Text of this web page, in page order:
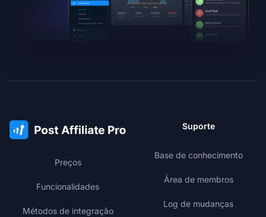
Preços
Funcionalidades
Métodos de integração
Suporte
Base de conhecimento
Área de membros
Log de mudanças